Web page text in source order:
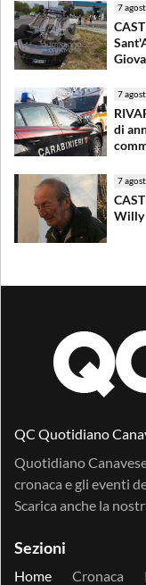
7
7
di
7
Willy
QC Quotidiano
Quotidiano
cronaca e gli eventi
Scarica anche la
Sezioni
Home Cronaca